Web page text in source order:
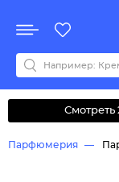
Все бренды
0-9ABCDEFGHIJK
Парфюмерия